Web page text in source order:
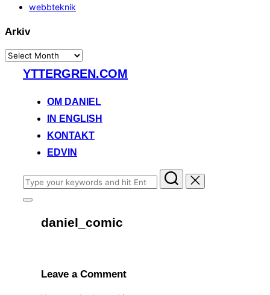
webbteknik
Arkiv
Arkiv
YTTERGREN.COM
OM DANIEL
IN ENGLISH
KONTAKT
EDVIN
Search
for:
Toggle
daniel_comic
Leave a Comment